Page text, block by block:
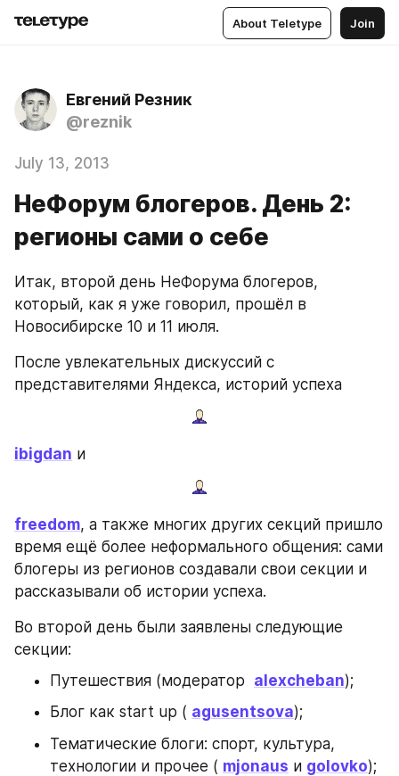
About Teletype Join
Евгений Резник
@reznik
July 13, 2013
НеФорум блогеров. День 2:
регионы сами о себе
Итак, второй день НеФорума блогеров,
который, как я уже говорил, прошёл в
Новосибирске 10 и 11 июля.
После увлекательных дискуссий с
представителями Яндекса, историй успеха
ibigdan и
freedom, а также многих других секций пришло
время ещё более неформального общения: сами
блогеры из регионов создавали свои секции и
рассказывали об истории успеха.
Во второй день были заявлены следующие
секции:
Путешествия (модератор alexcheban);
Блог как start up ( agusentsova);
Тематические блоги: спорт, культура,
технологии и прочее ( mjonaus и golovko);